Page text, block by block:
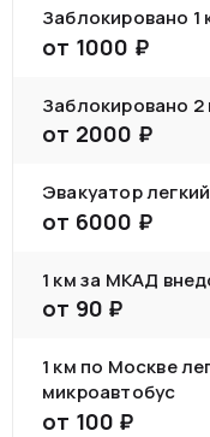
Заблокировано 1
от 1000 ₽
Заблокировано 2
от 2000 ₽
Эвакуатор
от 6000 ₽
1 км за МКАД
от 90 ₽
1 км по Москве
микроавтобус
от 100 ₽